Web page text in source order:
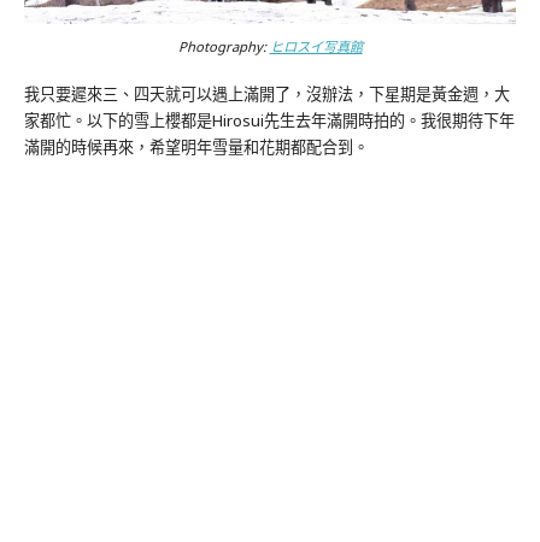
Photography: ヒロスイ写真館
我只要遲來三、四天就可以遇上滿開了，沒辦法，下星期是黃金週，大
家都忙。以下的雪上櫻都是Hirosui先生去年滿開時拍的。我很期待下年
滿開的時候再來，希望明年雪量和花期都配合到。